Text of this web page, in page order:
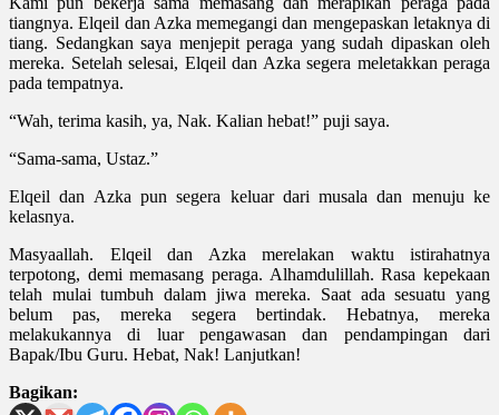
tiangnya. Elqeil dan Azka memegangi dan mengepaskan letaknya di
tiang. Sedangkan saya menjepit peraga yang sudah dipaskan oleh
mereka. Setelah selesai, Elqeil dan Azka segera meletakkan peraga
pada tempatnya.
“Wah, terima kasih, ya, Nak. Kalian hebat!” puji saya.
“Sama-sama, Ustaz.”
Elqeil dan Azka pun segera keluar dari musala dan menuju ke
kelasnya.
Masyaallah. Elqeil dan Azka merelakan waktu istirahatnya
terpotong, demi memasang peraga. Alhamdulillah. Rasa kepekaan
telah mulai tumbuh dalam jiwa mereka. Saat ada sesuatu yang
belum pas, mereka segera bertindak. Hebatnya, mereka
melakukannya di luar pengawasan dan pendampingan dari
Bapak/Ibu Guru. Hebat, Nak! Lanjutkan!
Bagikan: